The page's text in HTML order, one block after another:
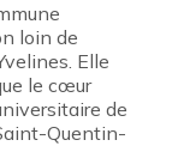
loin de
Elle
le cœur
de
Quentin-